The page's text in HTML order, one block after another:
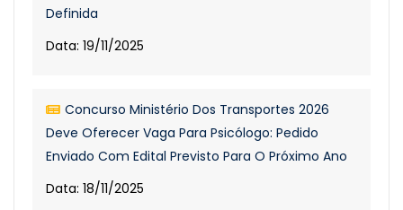
Definida
Data: 19/11/2025
Concurso Ministério Dos Transportes 2026
Deve Oferecer Vaga Para Psicólogo: Pedido
Enviado Com Edital Previsto Para O Próximo Ano
Data: 18/11/2025